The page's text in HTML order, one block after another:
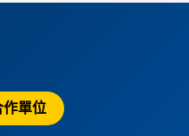
作單位